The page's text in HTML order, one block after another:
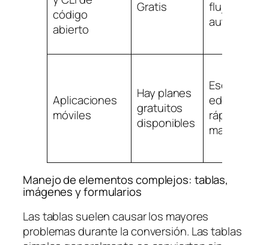
código
abierto
Gratis
flujos de
Aplicaciones
móviles
Hay planes
gratuitos
disponibles
Escaneo y
ediciones
rápidas
marcha
Manejo de elementos complejos: tablas,
imágenes y formularios
Las tablas suelen causar los mayores
problemas durante la conversión. Las tablas